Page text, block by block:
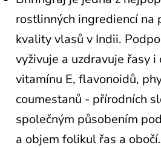
rostlinných ingrediencí na
kvality vlasů v Indii.
vyživuje a uzdravuje řasy i
vitamínu E, flavonoidů,
coumestanů - přírodních
společným působením
a objem folikul řas a obočí.